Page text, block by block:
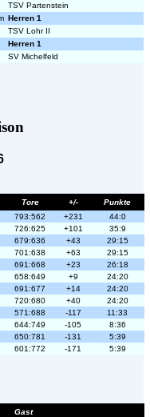
TSV Partenstein
Herren 1
TSV Lohr II
Herren 1
SV Michelfeld
Tore +/-
Punkte
793:562 +231
44:0
726:625 +101
35:9
679:636 +43
29:15
701:638 +63
29:15
691:668 +23
26:18
658:649 +9
24:20
691:677 +14
24:20
720:680 +40
24:20
571:688 -117
11:33
644:749 -105
8:36
650:781 -131
5:39
601:772 -171 5:39
Gast